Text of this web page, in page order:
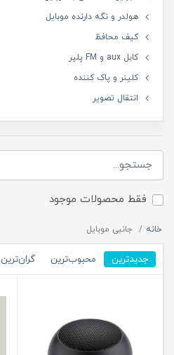
هولدر و نگه دارنده موبایل
کیف محافظ
کابل aux و FM پلیر
کلینر و پاک کننده
انتقال تصویر
فقط محصولات موجود
خانه جانبی موبایل
جدیدترین محبوب‌ترین گران‌ترین